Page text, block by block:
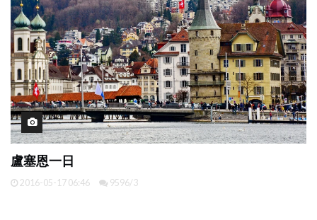
盧塞恩一日
2016-05-17 06:46 9596/3